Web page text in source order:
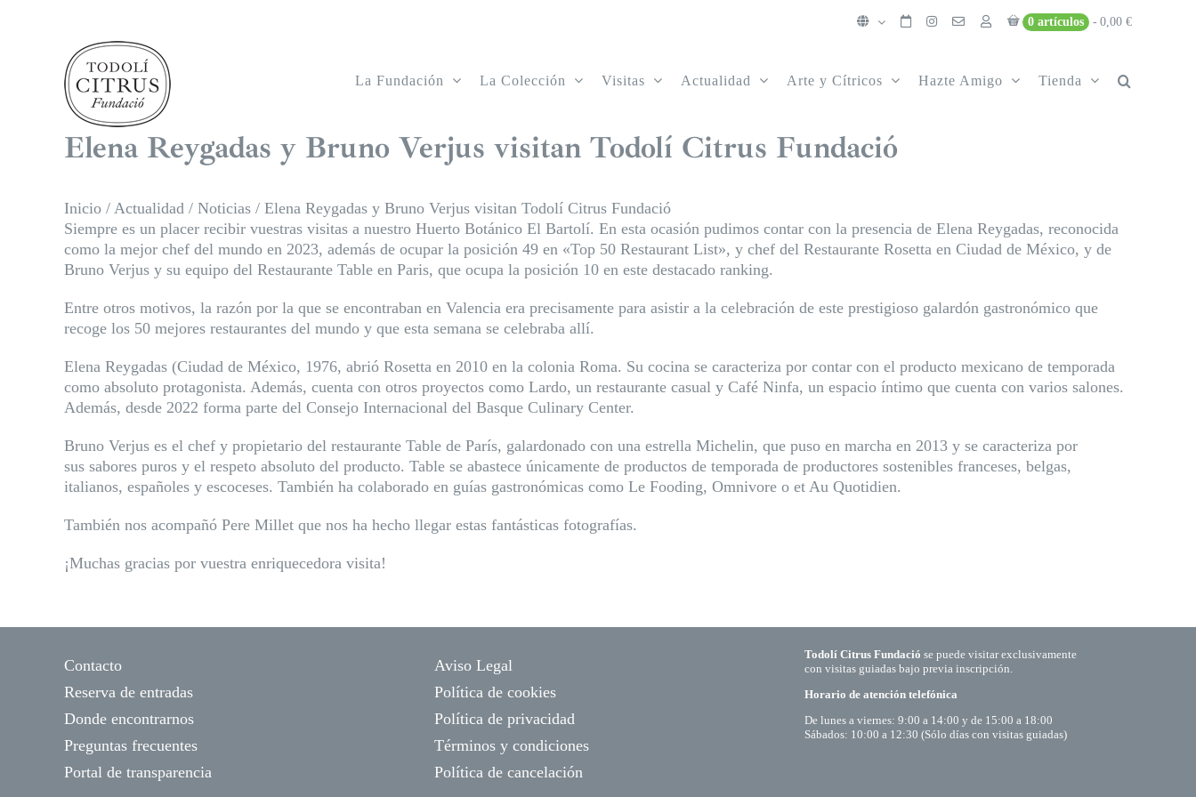
0 artículos 0,00 €
La Fundación La Colección Visitas Actualidad Arte y Cítricos Hazte Amigo Tienda
Elena Reygadas y Bruno Verjus visitan Todolí Citrus Fundació
Inicio / Actualidad / Noticias / Elena Reygadas y Bruno Verjus visitan Todolí Citrus Fundació
Siempre es un placer recibir vuestras visitas a nuestro Huerto Botánico El Bartolí. En esta ocasión pudimos contar con la presencia de Elena Reygadas, reconocida
como la mejor chef del mundo en 2023, además de ocupar la posición 49 en «Top 50 Restaurant List», y chef del Restaurante Rosetta en Ciudad de México, y de
Bruno Verjus y su equipo del Restaurante Table en Paris, que ocupa la posición 10 en este destacado ranking.
Entre otros motivos, la razón por la que se encontraban en Valencia era precisamente para asistir a la celebración de este prestigioso galardón gastronómico que
recoge los 50 mejores restaurantes del mundo y que esta semana se celebraba allí.
Elena Reygadas (Ciudad de México, 1976, abrió Rosetta en 2010 en la colonia Roma. Su cocina se caracteriza por contar con el producto mexicano de temporada
como absoluto protagonista. Además, cuenta con otros proyectos como Lardo, un restaurante casual y Café Ninfa, un espacio íntimo que cuenta con varios salones.
Además, desde 2022 forma parte del Consejo Internacional del Basque Culinary Center.
Bruno Verjus es el chef y propietario del restaurante Table de París, galardonado con una estrella Michelin, que puso en marcha en 2013 y se caracteriza por
sus sabores puros y el respeto absoluto del producto. Table se abastece únicamente de productos de temporada de productores sostenibles franceses, belgas,
italianos, españoles y escoceses. También ha colaborado en guías gastronómicas como Le Fooding, Omnivore o et Au Quotidien.
También nos acompañó Pere Millet que nos ha hecho llegar estas fantásticas fotografías.
¡Muchas gracias por vuestra enriquecedora visita!
Contacto
Reserva de entradas
Donde encontrarnos
Preguntas frecuentes
Portal de transparencia
Aviso Legal
Política de cookies
Política de privacidad
Términos y condiciones
Política de cancelación
Todolí Citrus Fundació se puede visitar exclusivamente
con visitas guiadas bajo previa inscripción.
Horario de atención telefónica
De lunes a viernes: 9:00 a 14:00 y de 15:00 a 18:00
Sábados: 10:00 a 12:30 (Sólo días con visitas guiadas)